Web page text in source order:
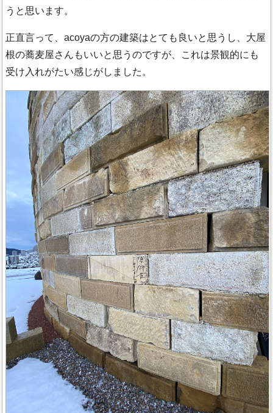
うと思います。
正直言って、acoyaの方の建築はとても良いと思うし、大屋
根の蕎麦屋さんもいいと思うのですが、これは景観的にも
受け入れがたい感じがしました。